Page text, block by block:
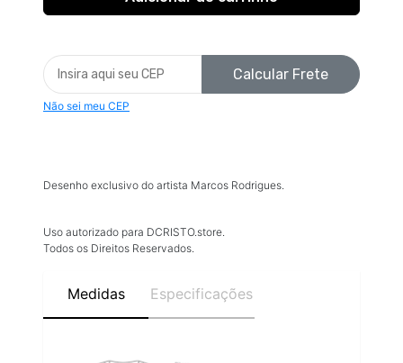
Calcular Frete
Não sei meu CEP
Desenho exclusivo do artista Marcos Rodrigues.
Uso autorizado para DCRISTO.store.
Todos os Direitos Reservados.
Medidas Especificações